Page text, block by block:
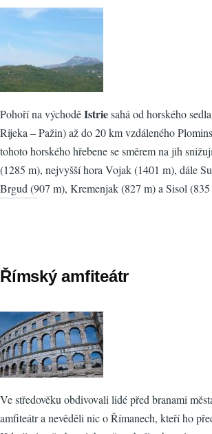
Pohoří na východěIstriesahá od horského
Rijeka – Pažin) až do 20 km vzdáleného
tohoto horského hřebene se směrem na jih
(1285 m), nejvyšší hora Vojak (1401 m), dále
Brgud (907 m), Kremenjak (827 m) a Sisol (835
Římský amfiteátr
Ve středověku obdivovali lidé před branami
amfiteátr a nevěděli nic o Římanech, kteří ho